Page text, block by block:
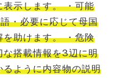
表示します。 ・可能
・必要に応じて母国
を助けます。 ・危険
な搭載情報を3辺に明
ように内容物の説明